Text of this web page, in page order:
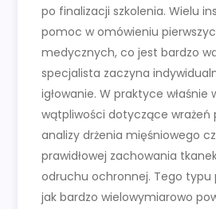
po finalizacji szkolenia. Wielu
pomoc w omówieniu
medycznych, co jest bardzo
specjalista zaczyna
igłowanie. W praktyce właśnie
wątpliwości dotyczące wrażeń
analizy drżenia mięśniowego
prawidłowej zachowania
odruchu ochronnej. Tego typu
jak bardzo wielowymiarowo